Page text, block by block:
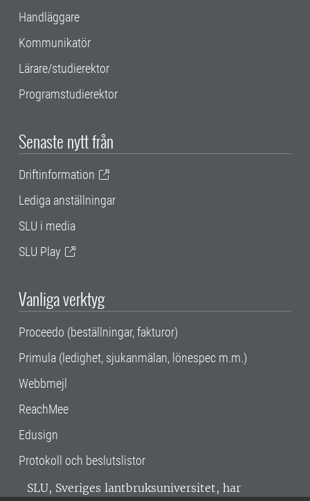
Handläggare
Kommunikatör
Lärare/studierektor
Programstudierektor
Senaste nytt från
Driftinformation
Lediga anställningar
SLU i media
SLU Play
Vanliga verktyg
Proceedo (beställningar, fakturor)
Primula (ledighet, sjukanmälan, lönespec m.m.)
Webbmejl
ReachMee
Edusign
Protokoll och beslutslistor
SLU, Sveriges lantbruksuniversitet, har